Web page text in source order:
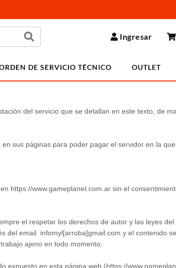
Ingresar
DE SERVICIO TÉCNICO OUTLET
del servicio que se detallan en este texto, de
sus páginas para poder pagar el servidor en la
https://www.gameplanet.com.ar sin el
el respetar los derechos de autor y las leyes
email: infomyl[arroba]gmail.com y el contenido
ajeno en todo momento.
expuesto en esta página web (https://